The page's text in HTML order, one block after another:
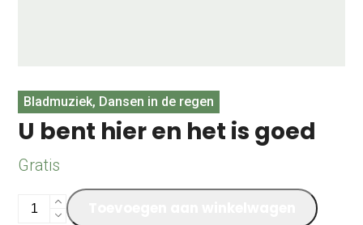
Bladmuziek, Dansen in de regen
U bent hier en het is goed
Gratis